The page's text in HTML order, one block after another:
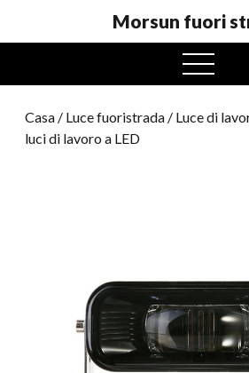
Morsun fuori
Menu
aperto
Casa / Luce fuoristrada / Luce di
luci di lavoro a LED